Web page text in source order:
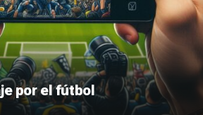
por el fútbol